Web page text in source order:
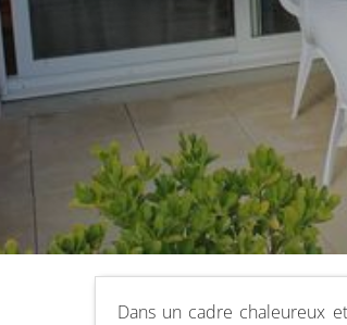
Dans un cadre chaleureux